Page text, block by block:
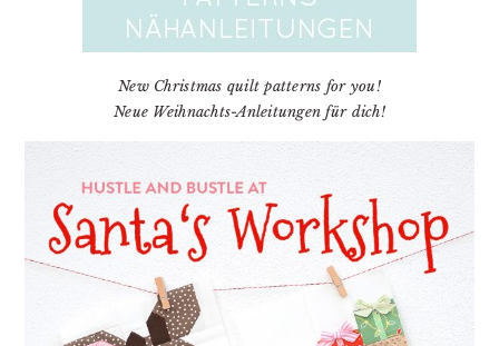
New Christmas quilt patterns for you!
Neue Weihnachts-Anleitungen für dich!